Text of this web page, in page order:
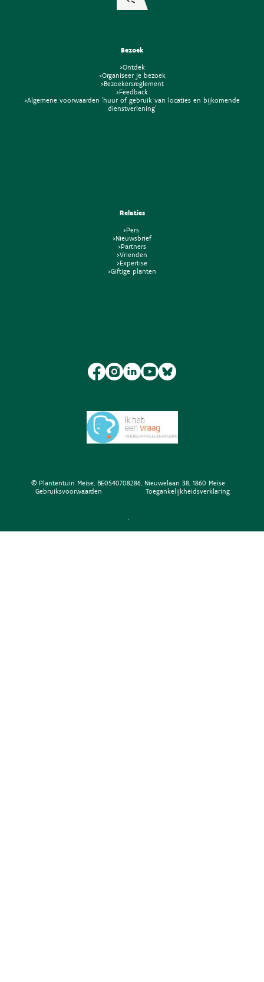
Bezoek
>Ontdek
>Organiseer je bezoek
>Bezoekersreglement
>Feedback
>Algemene voorwaarden 'huur of gebruik van locaties en bijkomende
dienstverlening'
Relaties
>Pers
>Nieuwsbrief
>Partners
>Vrienden
>Expertise
>Giftige planten
© Plantentuin Meise, BE0540708286, Nieuwelaan 38, 1860 Meise
Gebruiksvoorwaarden
Toegankelijkheidsverklaring
.